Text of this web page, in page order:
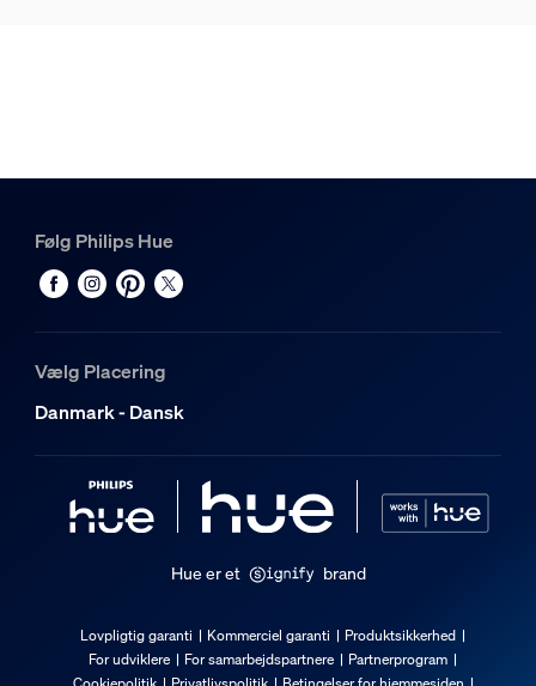
Følg Philips Hue
Vælg Placering
Danmark - Dansk
Hue er et brand
Lovpligtig garanti Kommerciel garanti
Produktsikkerhed
For udviklere
For samarbejdspartnere
Partnerprogram